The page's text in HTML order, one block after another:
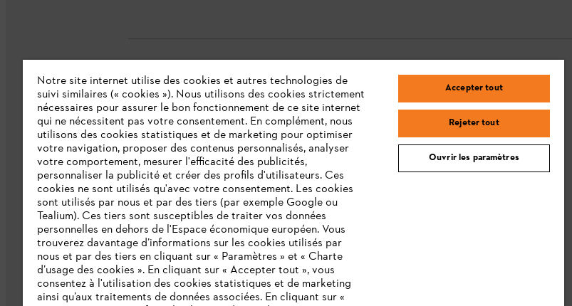
L'Entreprise
Collections STIHL
Qui sommes-nous ?
Presse
Ligne Intégrité STIHL
Programme partenaire STIHL
Déclaration d'accessibilité
Questions / Réponses
Moyens de paiement
Droit de rétractation et retour
Notre site internet utilise des cookies et autres technologies de
suivi similaires (« cookies »). Nous utilisons des cookies strictement
nécessaires pour assurer le bon fonctionnement de ce site internet
qui ne nécessitent pas votre consentement. En complément, nous
utilisons des cookies statistiques et de marketing pour optimiser
votre navigation, proposer des contenus personnalisés, analyser
votre comportement, mesurer l'efficacité des publicités,
personnaliser la publicité et créer des profils d'utilisateurs. Ces
cookies ne sont utilisés qu'avec votre consentement. Les cookies
sont utilisés par nous et par des tiers (par exemple Google ou
Tealium). Ces tiers sont susceptibles de traiter vos données
personnelles en dehors de l'Espace économique européen. Vous
trouverez davantage d’informations sur les cookies utilisés par
nous et par des tiers en cliquant sur « Paramètres » et « Charte
d’usage des cookies ». En cliquant sur « Accepter tout », vous
consentez à l'utilisation des cookies statistiques et de marketing
ainsi qu’aux traitements de données associées. En cliquant sur «
Accepter tout
Rejeter tout
Ouvrir les paramètres